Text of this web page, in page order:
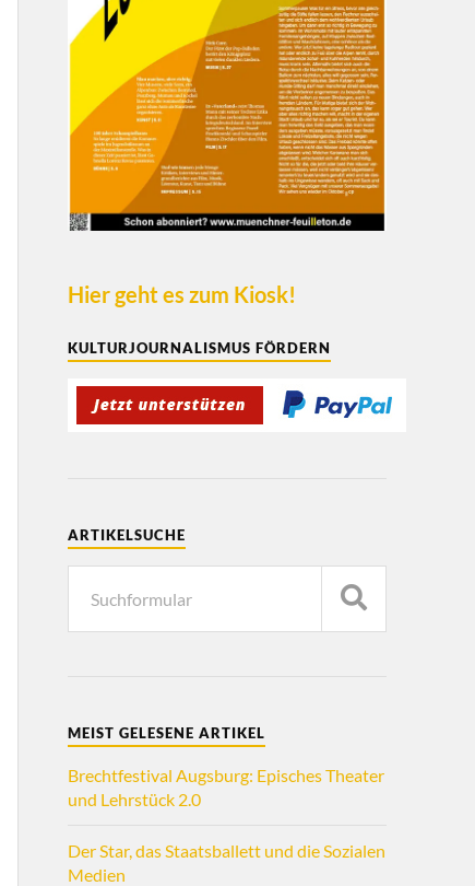
Hier geht es zum Kiosk!
KULTURJOURNALISMUS FÖRDERN
ARTIKELSUCHE
MEIST GELESENE ARTIKEL
Brechtfestival Augsburg: Episches Theater
und Lehrstück 2.0
Der Star, das Staatsballett und die Sozialen
Medien